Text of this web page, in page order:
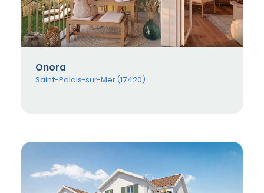
Onora
Saint-Palais-sur-Mer (17420)